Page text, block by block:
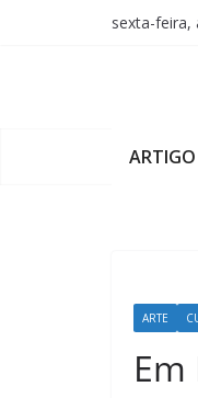
sexta-feira,
ARTIGO
ARTE